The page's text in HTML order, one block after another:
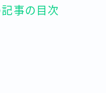
記事の目次